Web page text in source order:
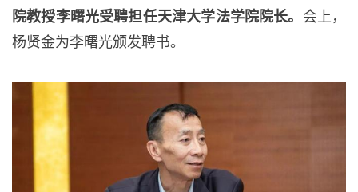
院教授李曙光受聘担任天津大学法学院院长。 会上，
杨贤金为李曙光颁发聘书。